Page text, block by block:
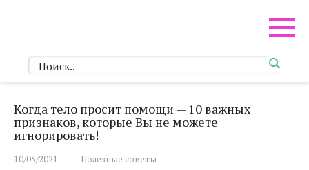
Когда тело просит помощи — 10 важных
признаков, которые Вы не можете
игнорировать!
10/05/2021 Полезные советы